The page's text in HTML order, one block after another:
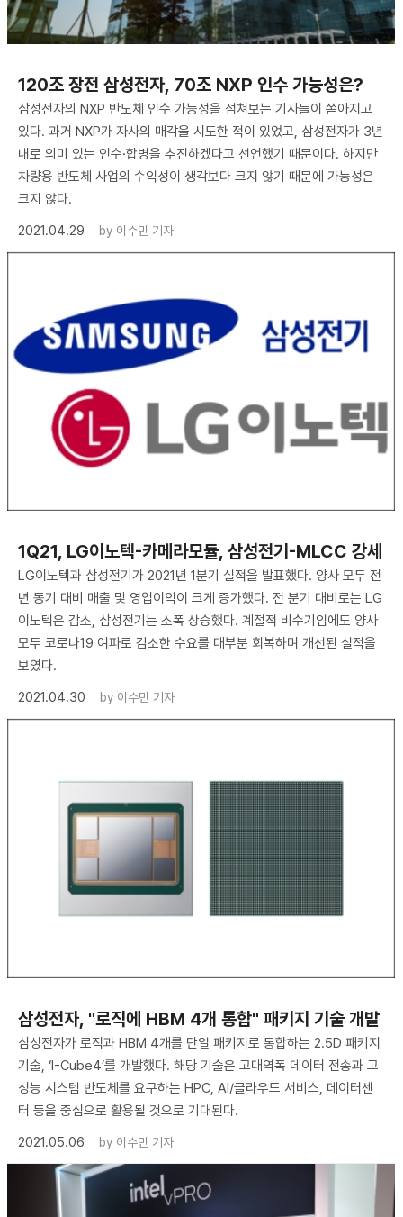
120조 장전 삼성전자, 70조 NXP 인수 가능성은?
삼성전자의 NXP 반도체 인수 가능성을 점쳐보는 기사들이 쏟아지고
있다. 과거 NXP가 자사의 매각을 시도한 적이 있었고, 삼성전자가 3년
내로 의미 있는 인수·합병을 추진하겠다고 선언했기 때문이다. 하지만
차량용 반도체 사업의 수익성이 생각보다 크지 않기 때문에 가능성은
크지 않다.
2021.04.29
by 이수민 기자
1Q21, LG이노텍-카메라모듈, 삼성전기-MLCC 강세
LG이노텍과 삼성전기가 2021년 1분기 실적을 발표했다. 양사 모두 전
년 동기 대비 매출 및 영업이익이 크게 증가했다. 전 분기 대비로는 LG
이노텍은 감소, 삼성전기는 소폭 상승했다. 계절적 비수기임에도 양사
모두 코로나19 여파로 감소한 수요를 대부분 회복하며 개선된 실적을
보였다.
2021.04.30
by 이수민 기자
삼성전자, "로직에 HBM 4개 통합" 패키지 기술 개발
삼성전자가 로직과 HBM 4개를 단일 패키지로 통합하는 2.5D 패키지
기술, ‘I-Cube4’를 개발했다. 해당 기술은 고대역폭 데이터 전송과 고
성능 시스템 반도체를 요구하는 HPC, AI/클라우드 서비스, 데이터센
터 등을 중심으로 활용될 것으로 기대된다.
2021.05.06
by 이수민 기자